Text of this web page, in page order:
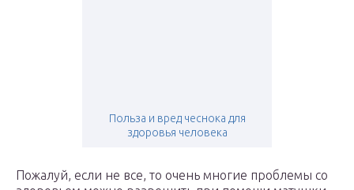
Польза и вред чеснока для
здоровья человека
Пожалуй, если не все, то очень многие проблемы со